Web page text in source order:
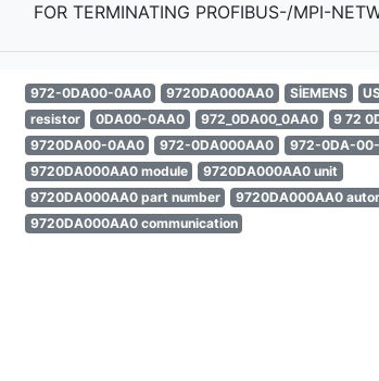
FOR TERMINATING PROFIBUS-/MPI-
972-0DA00-0AA0 9720DA000AA0 SİEMENS
resistor
0DA00-0AA0 972_0DA00_0AA0
9 72
9720DA00-0AA0
972-0DA000AA0
972-0DA-
9720DA000AA0 module
9720DA000AA0 unit
9720DA000AA0 part number
9720DA000AA0
9720DA000AA0 communication